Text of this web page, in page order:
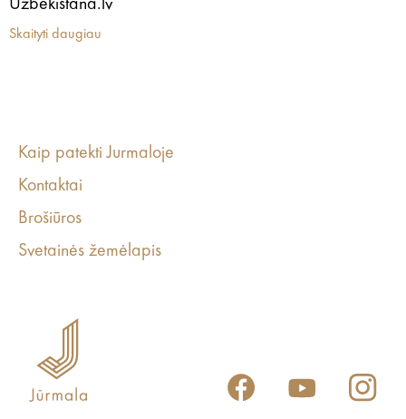
Uzbekistāna.lv
Skaityti daugiau
Kaip patekti Jurmaloje
Kontaktai
Brošiūros
Svetainės žemėlapis